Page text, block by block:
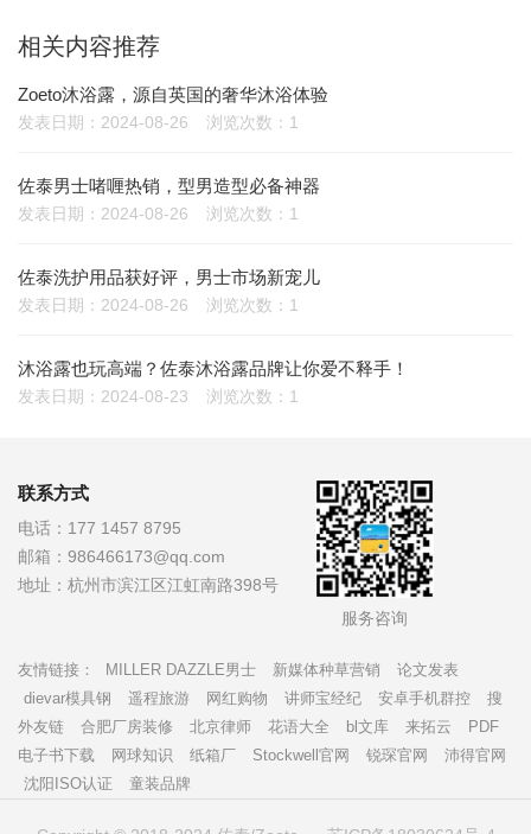
相关内容推荐
Zoeto沐浴露，源自英国的奢华沐浴体验
发表日期：2024-08-26 浏览次数：1
佐泰男士啫喱热销，型男造型必备神器
发表日期：2024-08-26 浏览次数：1
佐泰洗护用品获好评，男士市场新宠儿
发表日期：2024-08-26 浏览次数：1
沐浴露也玩高端？佐泰沐浴露品牌让你爱不释手！
发表日期：2024-08-23 浏览次数：1
联系方式
电话： 177 1457 8795
邮箱： 986466173@qq.com
地址： 杭州市滨江区江虹南路398号
服务咨询
友情链接： MILLER DAZZLE男士 新媒体种草营销
论文发表
dievar模具钢
遥程旅游 网红购物 讲师宝经纪 安卓手机群控
搜
外友链
合肥厂房装修 北京律师 花语大全 bl文库 来拓云
PDF
电子书下载
网球知识 纸箱厂 Stockwell官网 锐琛官网
沛得官网
沈阳ISO认证
童装品牌